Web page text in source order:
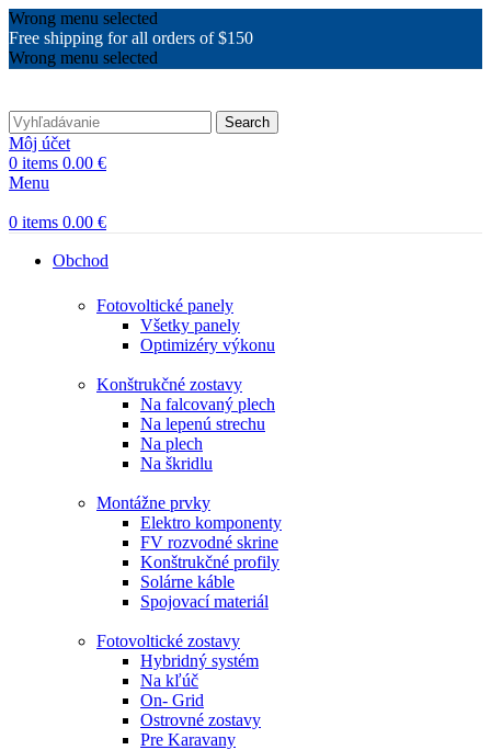
Wrong menu selected
Free shipping for all orders of $150
Wrong menu selected
Search
Môj účet
0 items 0.00 €
Menu
0 items 0.00 €
Obchod
Fotovoltické panely
Všetky panely
Optimizéry výkonu
Konštrukčné zostavy
Na falcovaný plech
Na lepenú strechu
Na plech
Na škridlu
Montážne prvky
Elektro komponenty
FV rozvodné skrine
Konštrukčné profily
Solárne káble
Spojovací materiál
Fotovoltické zostavy
Hybridný systém
Na kľúč
On- Grid
Ostrovné zostavy
Pre Karavany